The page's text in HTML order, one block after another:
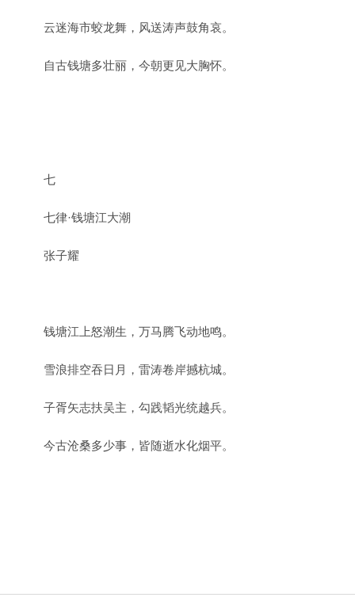
云迷海市蛟龙舞，风送涛声鼓角哀。
自古钱塘多壮丽，今朝更见大胸怀。
七
七律·钱塘江大潮
张子耀
钱塘江上怒潮生，万马腾飞动地鸣。
雪浪排空吞日月，雷涛卷岸撼杭城。
子胥矢志扶吴主，勾践韬光统越兵。
今古沧桑多少事，皆随逝水化烟平。